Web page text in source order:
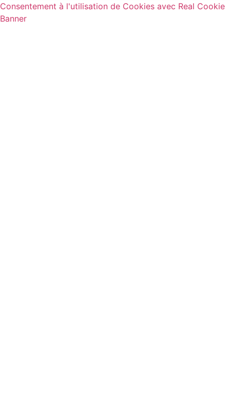
Consentement à l'utilisation de Cookies avec Real Cookie
Banner